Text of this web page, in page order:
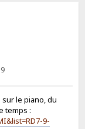
le piano, du
temps :
9-